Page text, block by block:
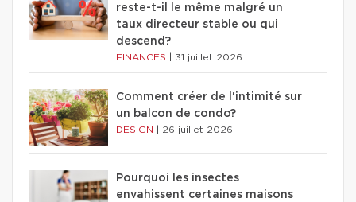
reste-t-il le même malgré un
taux directeur stable ou qui
descend?
FINANCES 31 juillet 2026
Comment créer de l'intimité sur
un balcon de condo?
DESIGN 26 juillet 2026
Pourquoi les insectes
envahissent certaines maisons